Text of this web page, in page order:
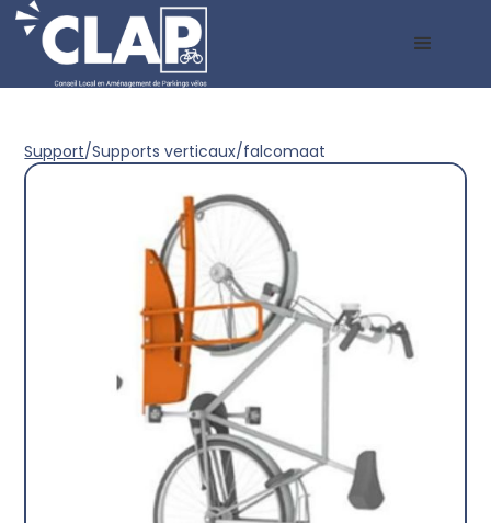
Support/Supports verticaux/falcomaat